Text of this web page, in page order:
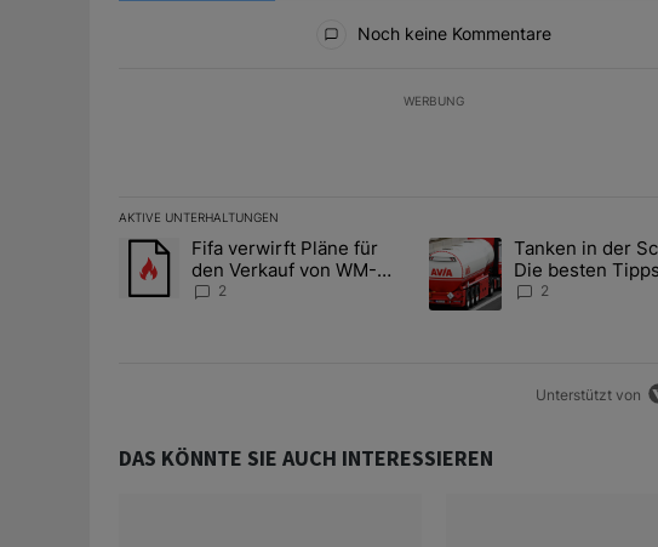
Noch keine Kommentare
WERBUNG
AKTIVE UNTERHALTUNGEN
Das Folgende ist eine Liste der am meisten kommentierten Artikel
Ein Trendartikel mit dem Titel "Fifa verwirft Pläne für den Verkauf
Fifa verwirft Pläne für
den Verkauf von WM-
Anteilen
2
Ein Trendartikel mit dem
Tanken in der
Die besten
teuren Sprit
2
Unterstützt von
DAS KÖNNTE SIE AUCH INTERESSIEREN